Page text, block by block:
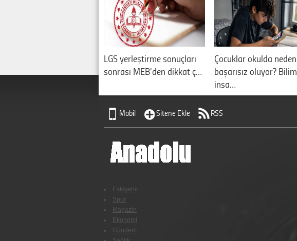
LGS yerleştirme sonuçları
sonrası MEB'den dikkat ç…
Çocuklar okulda neden
başarısız oluyor? Bilim
insa…
Mobil Sitene Ekle RSS
Eskişehir
Spor
Magazin
Ekonomi
Gündem